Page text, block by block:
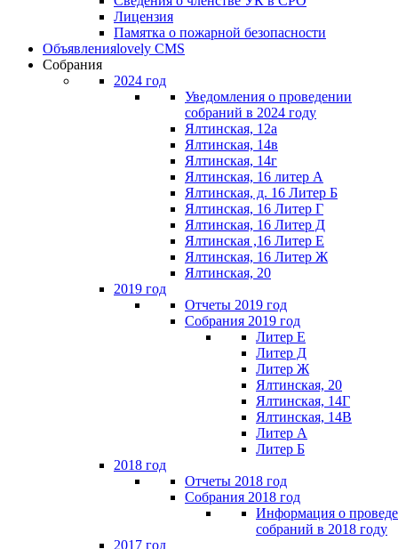
Лицензия
Памятка о пожарной безопасности
Объявленияlovely CMS
Собрания
2024 год
Уведомления о проведении
собраний в 2024 году
Ялтинская, 12а
Ялтинская, 14в
Ялтинская, 14г
Ялтинская, 16 литер А
Ялтинская, д. 16 Литер Б
Ялтинская, 16 Литер Г
Ялтинская, 16 Литер Д
Ялтинская ,16 Литер Е
Ялтинская, 16 Литер Ж
Ялтинская, 20
2019 год
Отчеты 2019 год
Собрания 2019 год
Литер Е
Литер Д
Литер Ж
Ялтинская, 20
Ялтинская, 14Г
Ялтинская, 14В
Литер А
Литер Б
2018 год
Отчеты 2018 год
Собрания 2018 год
Информация о
собраний в 2018 году
2017 год